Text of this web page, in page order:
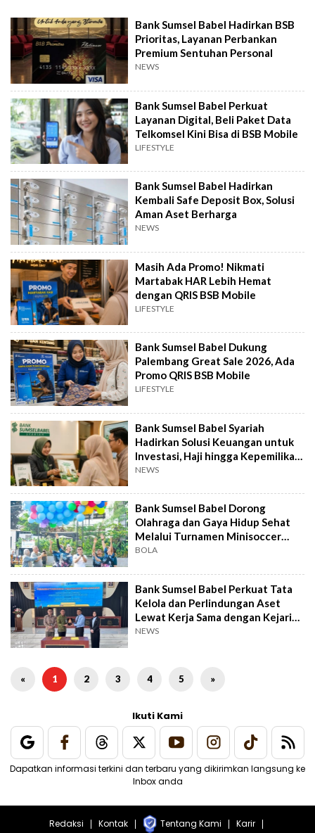
Bank Sumsel Babel Hadirkan BSB
Prioritas, Layanan Perbankan
Premium Sentuhan Personal
NEWS
Bank Sumsel Babel Perkuat
Layanan Digital, Beli Paket Data
Telkomsel Kini Bisa di BSB Mobile
LIFESTYLE
Bank Sumsel Babel Hadirkan
Kembali Safe Deposit Box, Solusi
Aman Aset Berharga
NEWS
Masih Ada Promo! Nikmati
Martabak HAR Lebih Hemat
dengan QRIS BSB Mobile
LIFESTYLE
Bank Sumsel Babel Dukung
Palembang Great Sale 2026, Ada
Promo QRIS BSB Mobile
LIFESTYLE
Bank Sumsel Babel Syariah
Hadirkan Solusi Keuangan untuk
Investasi, Haji hingga Kepemilikan
Emas
NEWS
Bank Sumsel Babel Dorong
Olahraga dan Gaya Hidup Sehat
Melalui Turnamen Minisoccer
Palembang
BOLA
Bank Sumsel Babel Perkuat Tata
Kelola dan Perlindungan Aset
Lewat Kerja Sama dengan Kejari
PALI
NEWS
« 1 2 3 4 5 »
Ikuti Kami
Dapatkan informasi terkini dan terbaru yang dikirimkan langsung ke
Inbox anda
Redaksi Kontak Tentang Kami
Karir